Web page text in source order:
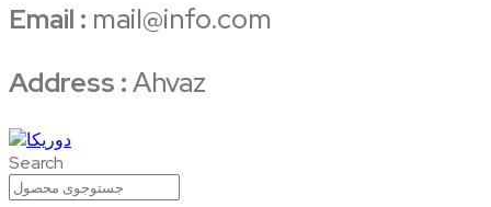
Email : mail@info.com
Address :Ahvaz
Search